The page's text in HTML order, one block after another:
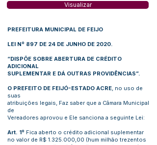
Visualizar
PREFEITURA MUNICIPAL DE FEIJO
LEI Nº 897 DE 24 DE JUNHO DE 2020.
“DISPÕE SOBRE ABERTURA DE CRÉDITO
ADICIONAL
SUPLEMENTAR E DÁ OUTRAS PROVIDÊNCIAS”.
O PREFEITO DE FEIJÓ-ESTADO ACRE, no uso de
suas
atribuições legais, Faz saber que a Câmara Municipal
de
Vereadores aprovou e Ele sanciona a seguinte Lei:
Art. 1º Fica aberto o crédito adicional suplementar
no valor de R$ 1.325.000,00 (hum milhão trezentos